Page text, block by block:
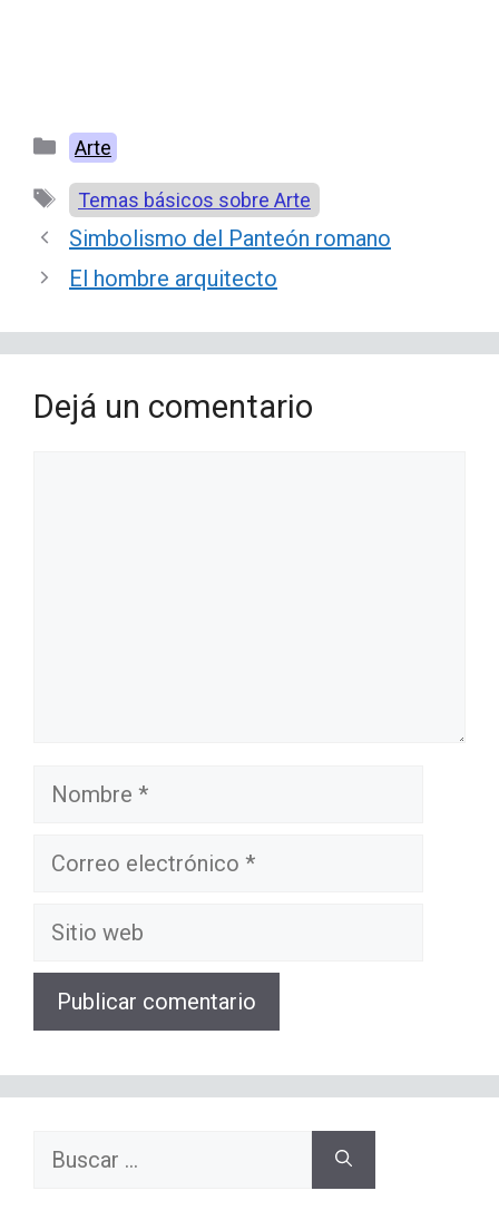
Categorías
Arte
Etiquetas
Temas básicos sobre Arte
Simbolismo del Panteón romano
El hombre arquitecto
Dejá un comentario
Nombre
Correo
Sitio
Buscar: